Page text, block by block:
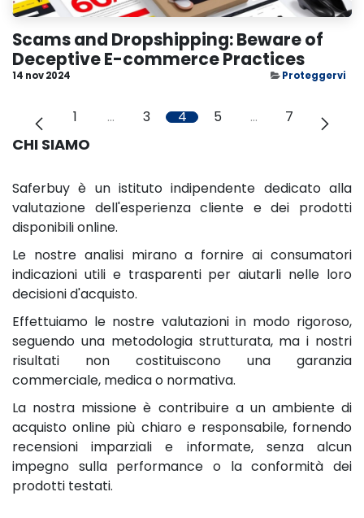
Scams and Dropshipping: Beware of
Deceptive E-commerce Practices
14 nov 2024 Proteggervi
1 … 3 4 5 … 7
CHI SIAMO
Saferbuy è un istituto indipendente dedicato alla
valutazione dell'esperienza cliente e dei prodotti
disponibili online.
Le nostre analisi mirano a fornire ai consumatori
indicazioni utili e trasparenti per aiutarli nelle loro
decisioni d'acquisto.
Effettuiamo le nostre valutazioni in modo rigoroso,
seguendo una metodologia strutturata, ma i nostri
risultati non costituiscono una garanzia
commerciale, medica o normativa.
La nostra missione è contribuire a un ambiente di
acquisto online più chiaro e responsabile, fornendo
recensioni imparziali e informate, senza alcun
impegno sulla performance o la conformità dei
prodotti testati.